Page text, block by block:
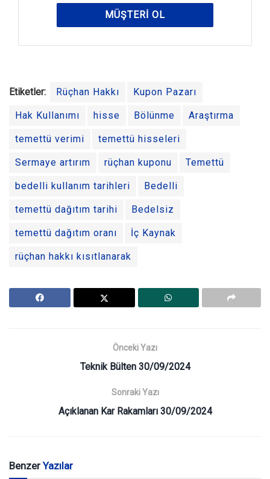
MÜŞTERI OL
Etiketler: Rüçhan Hakkı Kupon Pazarı
Hak Kullanımı hisse Bölünme Araştırma
temettü verimi temettü hisseleri
Sermaye artırım rüçhan kuponu Temettü
bedelli kullanım tarihleri Bedelli
temettü dağıtım tarihi Bedelsiz
temettü dağıtım oranı İç Kaynak
rüçhan hakkı kısıtlanarak
Önceki Yazı
Teknik Bülten 30/09/2024
Sonraki Yazı
Açıklanan Kar Rakamları 30/09/2024
BenzerYazılar